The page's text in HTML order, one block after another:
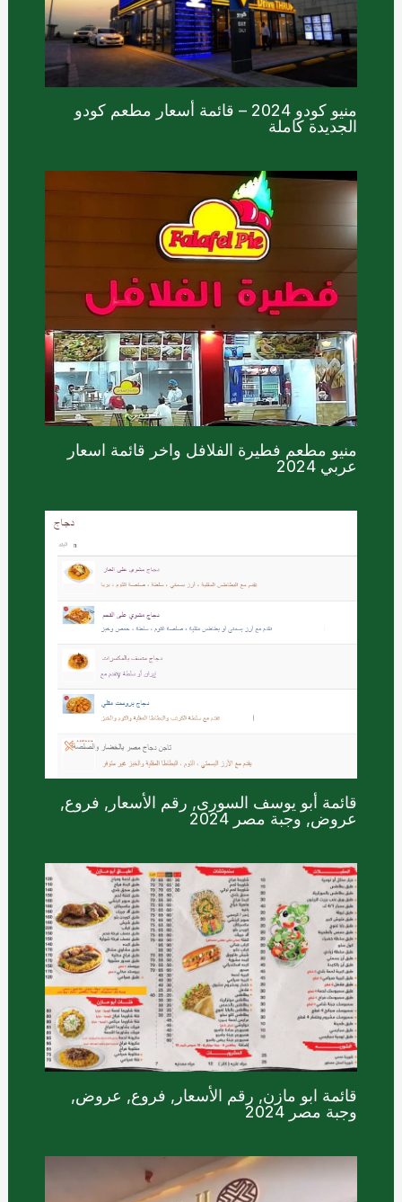
منيو كودو 2024 – قائمة أسعار مطعم كودو
الجديدة كاملة
منيو مطعم فطيرة الفلافل واخر قائمة اسعار
عربي 2024
قائمة أبو يوسف السورى, رقم الأسعار, فروع,
عروض, وجبة مصر 2024
قائمة ابو مازن, رقم الأسعار, فروع, عروض,
وجبة مصر 2024